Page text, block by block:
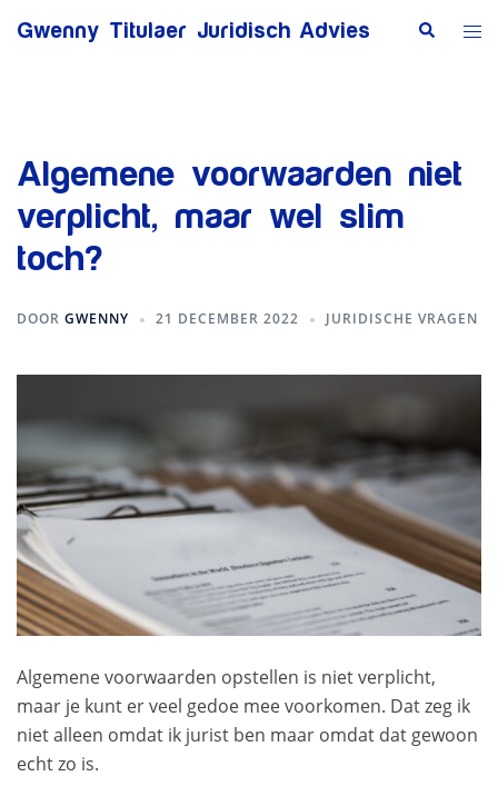
naarGwenny Titulaer Juridisch Advies Zoeken
Algemene voorwaarden niet
verplicht, maar wel slim
toch?
DOOR GWENNY 21 DECEMBER 2022 JURIDISCHE VRAGEN
Algemene voorwaarden opstellen is niet verplicht,
maar je kunt er veel gedoe mee voorkomen. Dat zeg ik
niet alleen omdat ik jurist ben maar omdat dat gewoon
echt zo is.